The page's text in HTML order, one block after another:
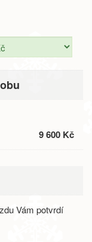
9 600 Kč
Vám potvrdí